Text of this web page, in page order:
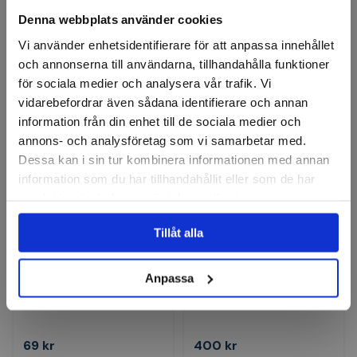
Denna webbplats använder cookies
Vi använder enhetsidentifierare för att anpassa innehållet
och annonserna till användarna, tillhandahålla funktioner
för sociala medier och analysera vår trafik. Vi
vidarebefordrar även sådana identifierare och annan
information från din enhet till de sociala medier och
annons- och analysföretag som vi samarbetar med.
Dessa kan i sin tur kombinera informationen med annan
information som du har tillhandahållit eller som de har
Tillåt alla
Anpassa
1 366 kr
Finns i lager
Köp
700 kr
Finns i lager
Köp
Reservtrissa 3-35mm Inox
69 kr
Röravskärare RAS Mini Cu-
Inox 3-16 mm
400 kr